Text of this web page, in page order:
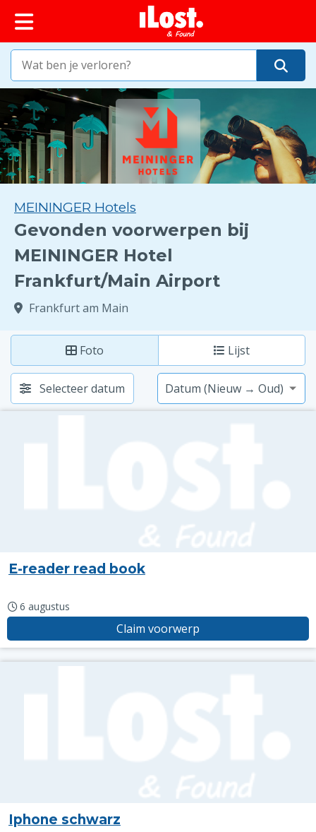
MEININGER Hotels
Gevonden voorwerpen bij
MEININGER Hotel
Frankfurt/Main Airport
Frankfurt am Main
Foto Lijst
Selecteer datum
E-reader read book
6 augustus
Claim voorwerp
Iphone schwarz